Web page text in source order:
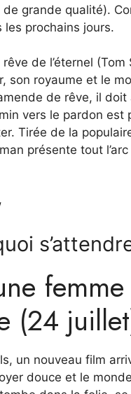
grande qualité).
prochains jours.
de l’éternel
son royaume et le
de rêve, il
vers le pardon
Tirée de la
présente tout
(24
un nouveau film
douce et le